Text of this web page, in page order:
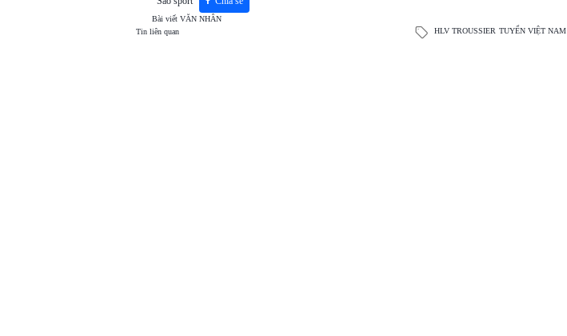
Bài viết VĂN NHÂN
Tin liên quan
HLV TROUSSIER TUYỂN VIỆT NAM